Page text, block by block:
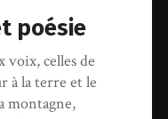
poésie
voix, celles de
à la terre et le
montagne,